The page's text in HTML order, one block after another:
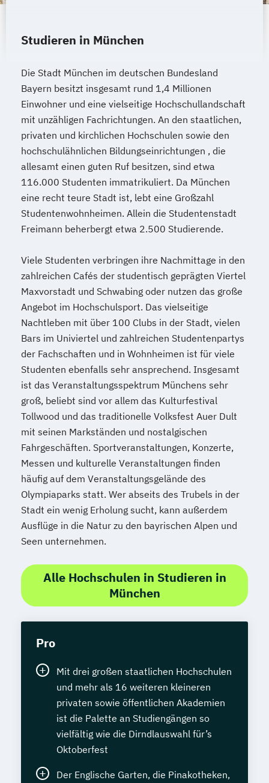
Wirtschaftsingenieurwesen für
Wirtschafts­ingenieur­wesen
Fahrzeugtechnik
Wirtschafts­ingenieur­wesen Informatik
Wirtschafts­ingenieur­wesen
Kunststofftechnik
Wirtschafts­ingenieur­wesen Künstliche
Intelligenz
Wirtschafts­ingenieur­wesen Lebensmittel
Wirtschafts­ingenieur­wesen Logistik
Wirtschafts­ingenieur­wesen Mechatronik
Wirtschafts­ingenieur­wesen Medizintechnik
Wirtschafts­ingenieur­wesen
Verfahrenstechnik
Zukunftsmanagement
Studieren in München
Die Stadt München im deutschen Bundesland
Bayern besitzt insgesamt rund 1,4 Millionen
Einwohner und eine vielseitige Hochschullandschaft
mit unzähligen Fachrichtungen. An den staatlichen,
privaten und kirchlichen Hochschulen sowie den
hochschulähnlichen Bildungseinrichtungen , die
allesamt einen guten Ruf besitzen, sind etwa
116.000 Studenten immatrikuliert. Da München
eine recht teure Stadt ist, lebt eine Großzahl
Studentenwohnheimen. Allein die Studentenstadt
Freimann beherbergt etwa 2.500 Studierende.
Viele Studenten verbringen ihre Nachmittage in den
zahlreichen Cafés der studentisch geprägten Viertel
Maxvorstadt und Schwabing oder nutzen das große
Angebot im Hochschulsport. Das vielseitige
Nachtleben mit über 100 Clubs in der Stadt, vielen
Bars im Univiertel und zahlreichen Studentenpartys
der Fachschaften und in Wohnheimen ist für viele
Studenten ebenfalls sehr ansprechend. Insgesamt
ist das Veranstaltungsspektrum Münchens sehr
groß, beliebt sind vor allem das Kulturfestival
Tollwood und das traditionelle Volksfest Auer Dult
mit seinen Markständen und nostalgischen
Fahrgeschäften. Sportveranstaltungen, Konzerte,
Messen und kulturelle Veranstaltungen finden
häufig auf dem Veranstaltungsgelände des
Olympiaparks statt. Wer abseits des Trubels in der
Stadt ein wenig Erholung sucht, kann außerdem
Ausflüge in die Natur zu den bayrischen Alpen und
Seen unternehmen.
Alle Hochschulen in Studieren in
München
Pro
Mit drei großen staatlichen Hochschulen
und mehr als 16 weiteren kleineren
privaten sowie öffentlichen Akademien
ist die Palette an Studiengängen so
vielfältig wie die Dirndlauswahl für’s
Oktoberfest
Der Englische Garten, die Pinakotheken,